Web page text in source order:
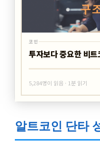
코인
투자보다 중요한 비
5,284명이 읽음 · 1분 읽기
알트코인 단타